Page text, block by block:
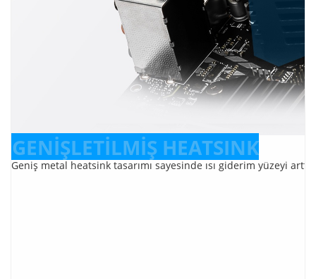
GENİŞLETİLMİŞ HEATSINK
Geniş metal heatsink tasarımı sayesinde ısı giderim yüzeyi